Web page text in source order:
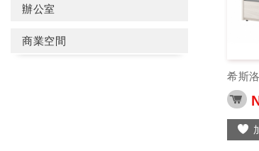
辦公室
商業空間
希斯